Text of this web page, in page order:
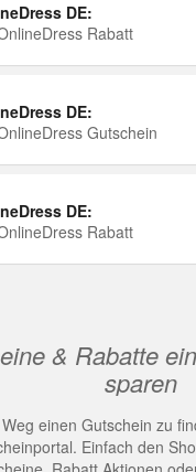
DE:
Rabatt
DE:
Gutschein
DE:
Rabatt
& Rabatte
sparen
einen Gutschein zu
Einfach den